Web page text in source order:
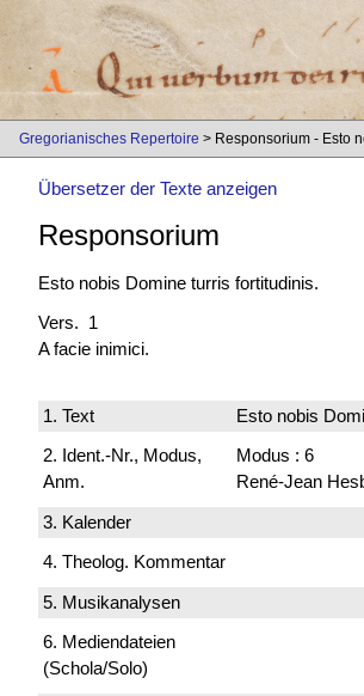
Gregorianisches Repertoire > Responsorium - Esto
Übersetzer der Texte anzeigen
Responsorium
Esto nobis Domine turris fortitudinis.
Vers. 1
A facie inimici.
1. Text Esto nobis
2. Ident.-Nr., Modus,
Anm.
Modus : 6
René-Jean
3. Kalender
4. Theolog. Kommentar
5. Musikanalysen
6. Mediendateien
(Schola/Solo)